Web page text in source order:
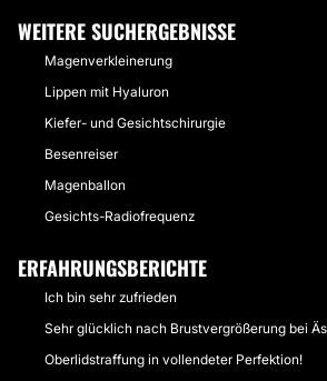
WEITERE SUCHERGEBNISSE
Magenverkleinerung
Lippen mit Hyaluron
Kiefer- und Gesichtschirurgie
Besenreiser
Magenballon
Gesichts-Radiofrequenz
ERFAHRUNGSBERICHTE
Ich bin sehr zufrieden
Sehr glücklich nach Brustvergrößerung bei
Oberlidstraffung in vollendeter Perfektion!